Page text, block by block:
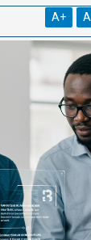
A+ A